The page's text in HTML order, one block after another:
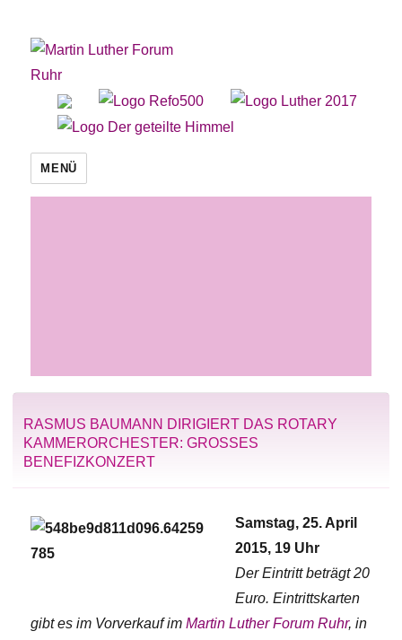
Martin Luther Forum Ruhr
MENÜ
RASMUS BAUMANN DIRIGIERT DAS ROTARY
KAMMERORCHESTER: GROSSES B
ENEFIZKONZERT
Samstag, 25. April
2015, 19 Uhr
Der Eintritt beträgt 20
Euro. Eintrittskarten
gibt es im Vorverkauf imMartin Luther Forum Ruhr, in